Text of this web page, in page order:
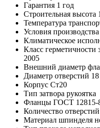
Гарантия 1 год
Строительная высота
Температура
Условия производства
Климатическое
Класс герметичности
2005
Внешний диаметр
Диаметр отверстий
Корпус Ст20
Тип затвора рукоятка
Фланцы ГОСТ 12815-
Количество отверстий
Материал шпинделя